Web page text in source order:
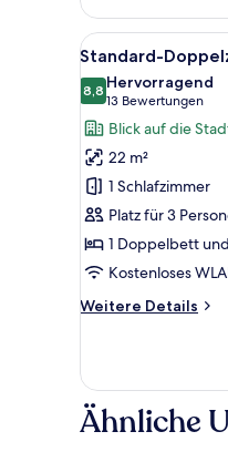
Doppel-
oder
-
Zweibettzimmer
Alle
Fotos
für
Standard-
Doppelzimmer
(2
adult
+
1
child)
anzeigen
4
Standard-
8,88,8 von 10
Hervorragend
13 Bewertungen
(13
Bewertungen)
Blick auf die
22 m²
1 Schlafzimmer
Platz für 3
1 Doppelbett
Kostenloses
Weitere Details
Weitere
Doppelzimmer
(2
adult
Ähnliche